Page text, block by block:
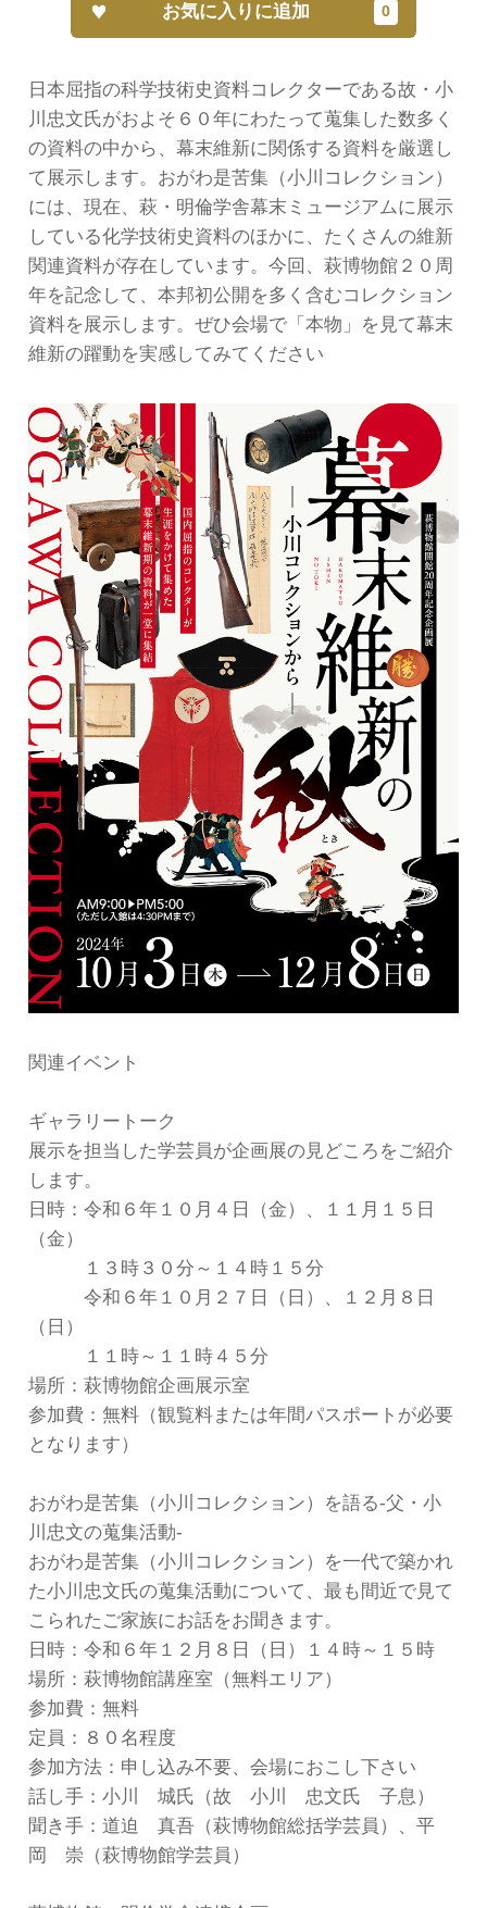
日本屈指の科学技術史資料コレクターである故・小
川忠文氏がおよそ６０年にわたって蒐集した数多く
の資料の中から、幕末維新に関係する資料を厳選し
て展示します。おがわ是苦集（小川コレクション）
には、現在、萩・明倫学舎幕末ミュージアムに展示
している化学技術史資料のほかに、たくさんの維新
関連資料が存在しています。今回、萩博物館２０周
年を記念して、本邦初公開を多く含むコレクション
資料を展示します。ぜひ会場で「本物」を見て幕末
維新の躍動を実感してみてください
関連イベント
ギャラリートーク
展示を担当した学芸員が企画展の見どころをご紹介
します。
日時：令和６年１０月４日（金）、１１月１５日
（金）
１３時３０分～１４時１５分
令和６年１０月２７日（日）、１２月８日
（日）
１１時～１１時４５分
場所：萩博物館企画展示室
参加費：無料（観覧料または年間パスポートが必要
となります）
おがわ是苦集（小川コレクション）を語る-父・小
川忠文の蒐集活動-
おがわ是苦集（小川コレクション）を一代で築かれ
た小川忠文氏の蒐集活動について、最も間近で見て
こられたご家族にお話をお聞きます。
日時：令和６年１２月８日（日）１４時～１５時
場所：萩博物館講座室（無料エリア）
参加費：無料
定員：８０名程度
参加方法：申し込み不要、会場におこし下さい
話し手：小川 城氏（故 小川 忠文氏 子息）
聞き手：道迫 真吾（萩博物館総括学芸員）、平
岡 崇（萩博物館学芸員）
お気に入りに追加